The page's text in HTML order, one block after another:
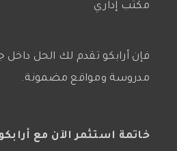
مكتب إداري
فإن أرابكو تقدم لك الحل داخل
مدروسة ومواقع مضمونة.
خاتمة استثمر الآن مع